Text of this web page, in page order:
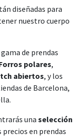
diseñadas para
nuestro cuerpo
de prendas
polares,
abiertos, y los
de Barcelona,
una selección
precios en prendas